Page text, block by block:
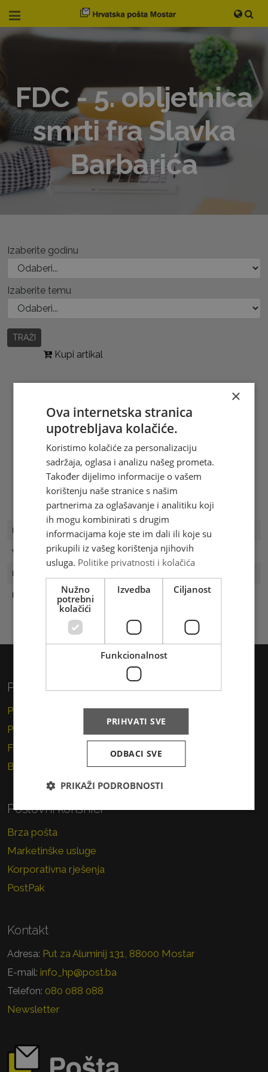
FDC - 5. obljetnica
smrti fra Slavka
Barbarića
Izaberite godinu
Izaberite temu
TRAŽI
Kupi artikal
FDC Broj FDC 15/05
Vrijednost 2.50 KM
Prvi dan
Naklada 1000
Privatni korisnici
Pismo
Paket
Financijske usluge
Brzojav
Poslovni korisnici
Brza pošta
Marketinške usluge
Korporativna rješenja
PostPak
Kontakt
Adresa: Put za Aluminij 131, 88000 Mostar
E-mail: info_hp@post.ba
Telefon: 080 088 088
Newsletter
×
Ova internetska stranica
upotrebljava kolačiće.
Koristimo kolačiće za personalizaciju
sadržaja, oglasa i analizu našeg prometa.
Također dijelimo informacije o vašem
korištenju naše stranice s našim
partnerima za oglašavanje i analitiku koji
ih mogu kombinirati s drugim
informacijama koje ste im dali ili koje su
prikupili iz vašeg korištenja njihovih
usluga. Politike privatnosti i kolačića
Nužno
potrebni
kolačići
Izvedba Ciljanost
Funkcionalnost
PRIHVATI SVE
ODBACI SVE
PRIKAŽI PODROBNOSTI